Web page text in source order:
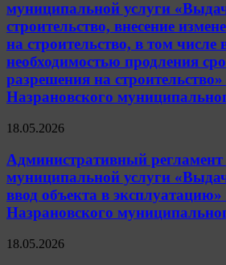
муниципальной услуги
строительство, внесение
на строительство, в том числе
необходимостью продления
разрешения на
Назрановского
18.05.2026
Административный регламент
муниципальной услуги
ввод объекта в
Назрановского
18.05.2026